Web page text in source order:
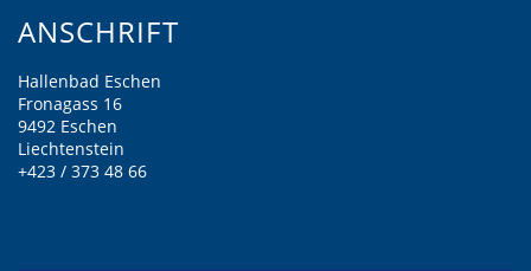
ANSCHRIFT
Hallenbad Eschen
Fronagass 16
9492 Eschen
Liechtenstein
+423 / 373 48 66